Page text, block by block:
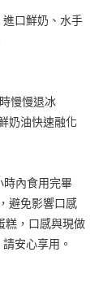
口鮮奶、水手
慢慢退冰
奶油快速融化
時內食用完畢
避免影響口感
糕，口感與現做
安心享用。